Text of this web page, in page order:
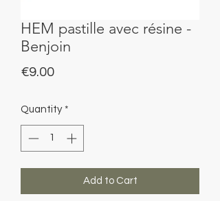
HEM pastille avec résine -
Benjoin
€9.00Price
Quantity *
Add to Cart